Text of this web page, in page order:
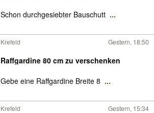
Schon durchgesiebter Bauschutt ...
Krefeld Gestern, 18:50
Raffgardine 80 cm zu verschenken
Gebe eine Raffgardine Breite 8 ...
Krefeld Gestern, 15:34